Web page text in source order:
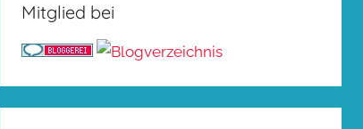
Mitglied bei